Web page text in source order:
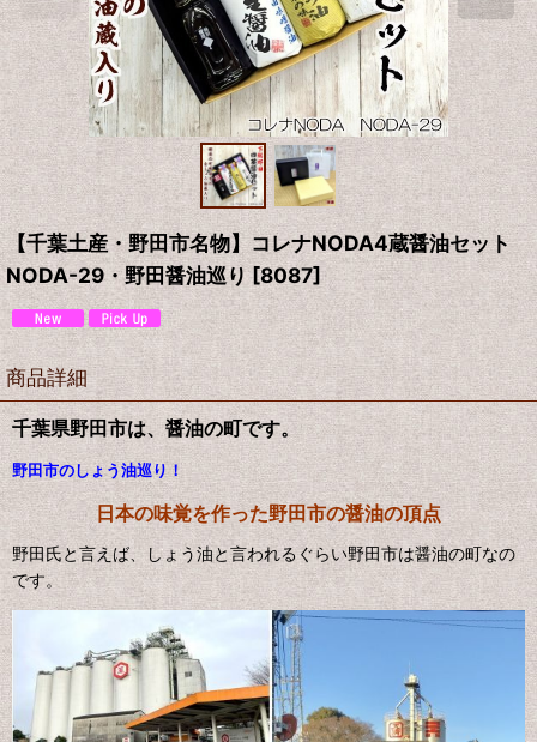
【千葉土産・野田市名物】コレナNODA4蔵醤油セット
NODA-29・野田醤油巡り [8087]
商品詳細
千葉県野田市は、醤油の町です。
野田市のしょう油巡り！
日本の味覚を作った野田市の醤油の頂点
野田氏と言えば、しょう油と言われるぐらい野田市は醤油の町なの
です。